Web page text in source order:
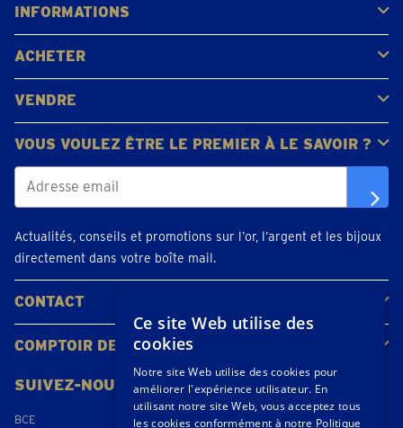
INFORMATIONS
FAQ
Avis clients
ACHETER
Acheter de l'or
Acheter des pièces
Acheter de l'argent
VENDRE
Bijoux en or
Pièces d'or
Lingots d'or
VOUS VOULEZ ÊTRE LE PREMIER À LE SAVOIR ?
Actualités, conseils et promotions sur l’or, l’argent et les bijoux
directement dans votre boîte mail.
CONTACT
Contacter
Planifiez votre rendez-vous
Emplacements
COMPTOIR DE L'OR
SUIVEZ-NOUS
BCE
Ce site Web utilise des
cookies
Notre site Web utilise des cookies pour
améliorer l'expérience utilisateur. En
utilisant notre site Web, vous acceptez tous
les cookies conformément à notre Politique